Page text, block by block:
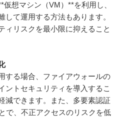
update-guide/en-US/advisory/CVE-
update-guide/en-US/advisory/CVE-
update-guide/en-US/advisory/CVE-
update-guide/en-US/advisory/CVE-
想マシン（VM）**を利用し、
して運用する方法もあります。
ィリスクを最小限に抑えること
する場合、ファイアウォールの
ントセキュリティを導入するこ
減できます。また、多要素認証
で、不正アクセスのリスクを低